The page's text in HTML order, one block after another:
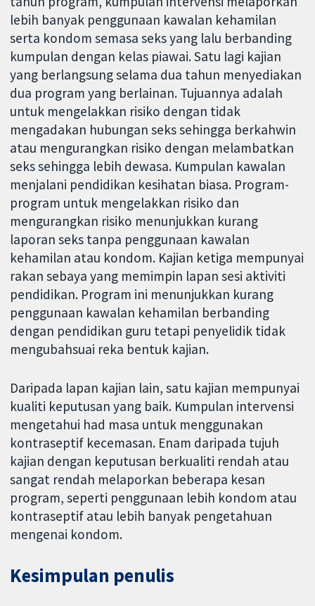
lebih banyak penggunaan kawalan kehamilan
serta kondom semasa seks yang lalu berbanding
kumpulan dengan kelas piawai. Satu lagi kajian
yang berlangsung selama dua tahun menyediakan
dua program yang berlainan. Tujuannya adalah
untuk mengelakkan risiko dengan tidak
mengadakan hubungan seks sehingga berkahwin
atau mengurangkan risiko dengan melambatkan
seks sehingga lebih dewasa. Kumpulan kawalan
menjalani pendidikan kesihatan biasa. Program-
program untuk mengelakkan risiko dan
mengurangkan risiko menunjukkan kurang
laporan seks tanpa penggunaan kawalan
kehamilan atau kondom. Kajian ketiga mempunyai
rakan sebaya yang memimpin lapan sesi aktiviti
pendidikan. Program ini menunjukkan kurang
penggunaan kawalan kehamilan berbanding
dengan pendidikan guru tetapi penyelidik tidak
mengubahsuai reka bentuk kajian.
Daripada lapan kajian lain, satu kajian mempunyai
kualiti keputusan yang baik. Kumpulan intervensi
mengetahui had masa untuk menggunakan
kontraseptif kecemasan. Enam daripada tujuh
kajian dengan keputusan berkualiti rendah atau
sangat rendah melaporkan beberapa kesan
program, seperti penggunaan lebih kondom atau
kontraseptif atau lebih banyak pengetahuan
mengenai kondom.
Kesimpulan penulis